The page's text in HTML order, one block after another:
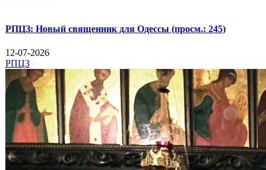
РПЦЗ: Новый священник для Одессы (просм.: 245)
12-07-2026
РПЦЗ